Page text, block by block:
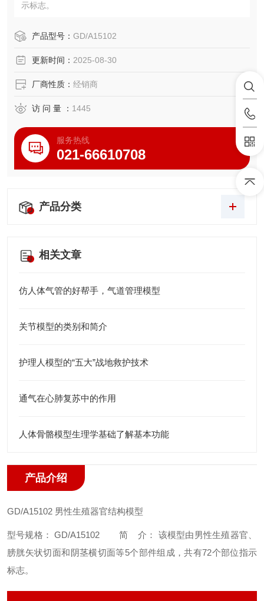
示标志。
产品型号： GD/A15102
更新时间： 2025-08-30
厂商性质： 经销商
访 问 量 ： 1445
服务热线
021-66610708
产品分类
相关文章
仿人体气管的好帮手，气道管理模型
关节模型的类别和简介
护理人模型的“五大”战地救护技术
通气在心肺复苏中的作用
人体骨骼模型生理学基础了解基本功能
产品介绍
GD/A15102 男性生殖器官结构模型
型号规格： GD/A15102
简 介： 该模型由男性生殖器官、
膀胱矢状切面和阴茎横切面等5个部件组成，共有72个部位指示
标志。